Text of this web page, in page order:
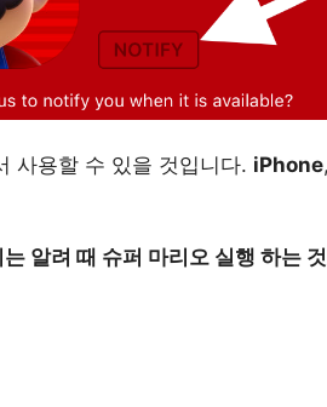
사용할 수 있을 것입니다. iPhone,
는 알려 때 슈퍼 마리오 실행 하는